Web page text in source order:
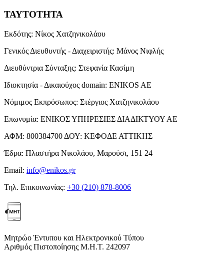
ΤΑΥΤΟΤΗΤΑ
Εκδότης: Νίκος Χατζηνικολάου
Γενικός Διευθυντής - Διαχειριστής: Μάνος Νιφλής
Διευθύντρια Σύνταξης: Στεφανία Κασίμη
Ιδιοκτησία - Δικαιούχος domain: ENIKOS AE
Νόμιμος Εκπρόσωπος: Στέργιος Χατζηνικολάου
Επωνυμία: ΕΝΙΚΟΣ ΥΠΗΡΕΣΙΕΣ ΔΙΑΔΙΚΤΥΟΥ ΑΕ
ΑΦΜ: 800384700 ΔΟΥ: ΚΕΦΟΔΕ ΑΤΤΙΚΗΣ
Έδρα: Πλαστήρα Νικολάου, Μαρούσι, 151 24
Email: info@enikos.gr
Τηλ. Επικοινωνίας: +30 (210) 878-8006
Μητρώο Έντυπου και Ηλεκτρονικού Τύπου
Αριθμός Πιστοποίησης Μ.Η.Τ. 242097